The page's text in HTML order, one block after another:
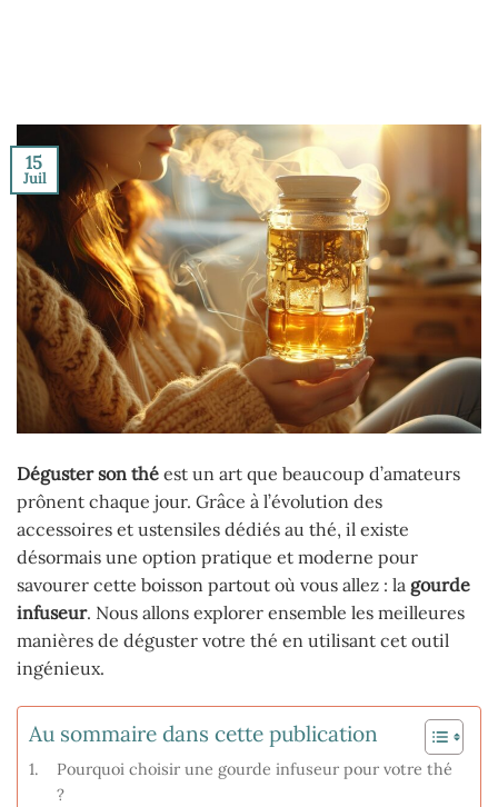
15
Juil
Déguster son thé est un art que beaucoup d’amateurs
prônent chaque jour. Grâce à l’évolution des
accessoires et ustensiles dédiés au thé, il existe
désormais une option pratique et moderne pour
savourer cette boisson partout où vous allez : la gourde
infuseur. Nous allons explorer ensemble les meilleures
manières de déguster votre thé en utilisant cet outil
ingénieux.
Au sommaire dans cette publication
Pourquoi choisir une gourde infuseur pour votre thé
?